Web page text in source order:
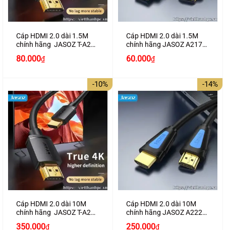
Cáp HDMI 2.0 dài 1.5M
chính hãng JASOZ T-A280
Giá
80.000₫Giá
hiện
80.000₫.
Cáp HDMI 2.0 dài 1.5M
chính hãng JASOZ A217
60.000₫
-10%
Cáp HDMI 2.0 dài 10M
chính hãng JASOZ T-A285
hỗ trợ 4K2K
Giá
350.000₫Giá
-14%
Cáp HDMI 2.0 dài 10M
chính hãng JASOZ A222
hỗ trợ 4K2K cao cấp
Giá
250.000₫Giá